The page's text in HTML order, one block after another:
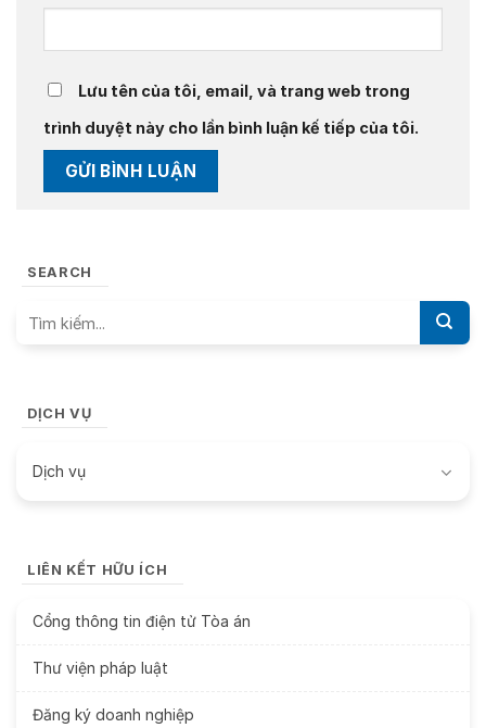
Lưu tên của tôi, email, và trang web trong
trình duyệt này cho lần bình luận kế tiếp của tôi.
SEARCH
DỊCH VỤ
Dịch vụ
LIÊN KẾT HỮU ÍCH
Cổng thông tin điện tử Tòa án
Thư viện pháp luật
Đăng ký doanh nghiệp